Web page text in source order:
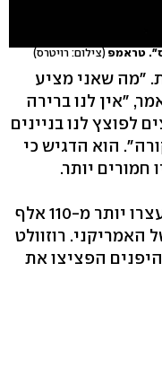
טראמפ(צילום: רויטרס)
"מה שאני מציע
"אין לנו ברירה
לפוצץ לנו בניינים
הוא הדגיש כי
חמורים יותר.
במהלך מלחמת העולם השנייה נעצרו יותר מ-110 אלף
רוזוולט
הפציצו את